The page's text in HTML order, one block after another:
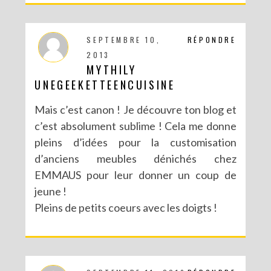
RÉPONDRE
SEPTEMBRE 10,
2013
MYTHILY
UNEGEEKETTEENCUISINE
Mais c’est canon ! Je découvre ton blog et
c’est absolument sublime ! Cela me donne
pleins d’idées pour la customisation
d’anciens meubles dénichés chez
EMMAUS pour leur donner un coup de
jeune !
Pleins de petits coeurs avec les doigts !